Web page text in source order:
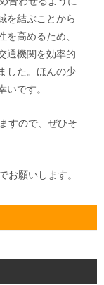
を結ぶことから
高めるため、
通機関を効率的
した。ほんの少
いです。
すので、ぜひそ
お願いします。